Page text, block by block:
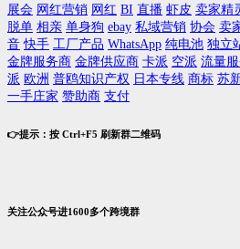
展会 网红营销 网红 BI 直播 虾皮 卖家精
脱单 相亲 单身狗 ebay 私域营销 协会 卖
音 快手 工厂产品 WhatsApp 纯电池 独立
金牌服务商 金牌供应商 卡派 空派 流量
派 欧洲 普鸥知识产权 日本专线 商标 苏
一手庄家 赞助商 支付
👉提示：按 Ctrl+F5 刷新群二维码
关注公众号进1600多个跨境群